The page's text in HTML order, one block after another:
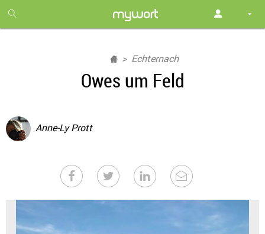
month
free
Echternach
Owes um Feld
Anne-Ly Prott